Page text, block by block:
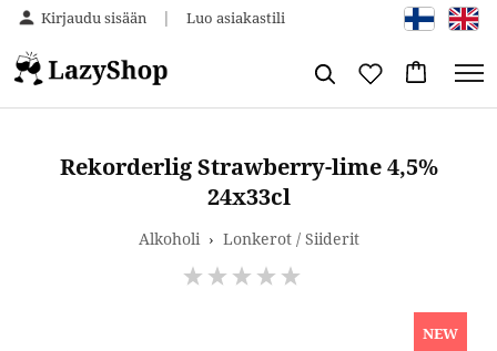
Kirjaudu sisään | Luo asiakastili
Rekorderlig Strawberry-lime 4,5%
24x33cl
Alkoholi › Lonkerot / Siiderit
NEW